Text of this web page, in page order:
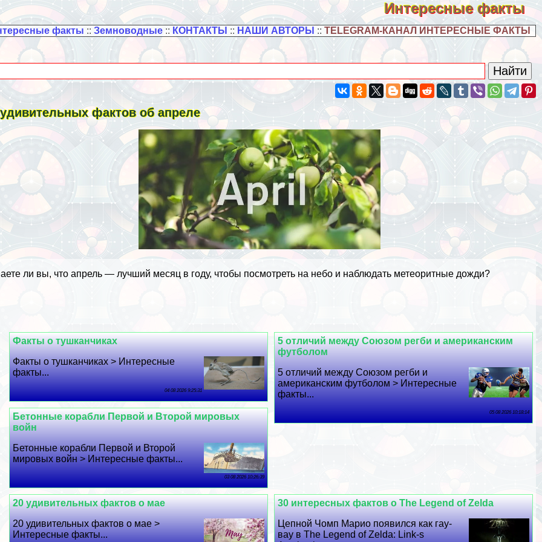
Интересные факты
факты :: Земноводные:: КОНТАКТЫ :: НАШИ АВТОРЫ :: TELEGRAM-КАНАЛ ИНТЕРЕСНЫЕ ФАКТЫ
фактов об апреле
ли вы, что апрель — лучший месяц в году, чтобы посмотреть на небо и наблюдать метеоритные дожди?
5 отличий между Союзом регби и американским
футболом
5 отличий между Союзом регби и
американским футболом > Интересные
факты...
05 08 2026 10:18:14
Факты о тушканчиках
Факты о тушканчиках > Интересные
факты...
04 08 2026 9:25:31
Бетонные корабли Первой и Второй мировых
войн
Бетонные корабли Первой и Второй
мировых войн > Интересные факты...
03 08 2026 10:26:39
30 интересных фактов о The Legend of Zelda
Цепной Чомп Марио появился как гау-
вау в The Legend of Zelda: Link-s
20 удивительных фактов о мае
20 удивительных фактов о мае >
Интересные факты...